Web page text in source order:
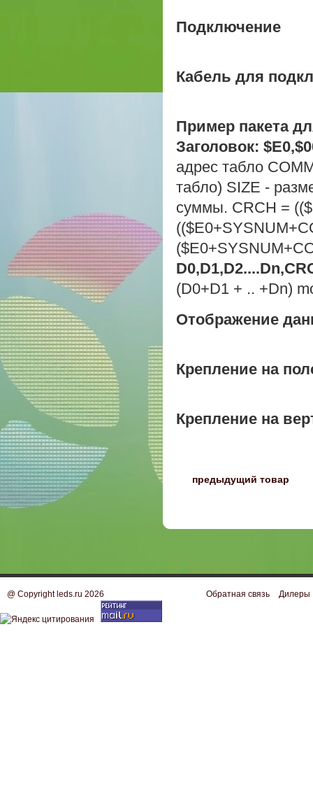
Подключение
Кабель для
Пример пакета
Заголовок:
адрес табло
табло) SIZE -
суммы. CRCH =
(D0+D1 + .. +Dn)
Отображение
Крепление на
Крепление на
предыдущий товар
@ Copyright leds.ru 2026 Обратная связь Дилеры